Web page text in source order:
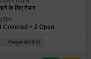
के लिए तैयार
Covered + 2 Open
पीसफुल विसिनिटी